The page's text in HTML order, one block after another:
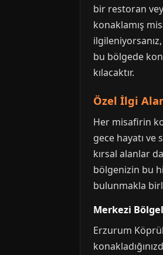
bir restoran
konaklamış
bu bölgede
kılacaktır.
Özel İlgi
Her misafirin
gece hayatı
kırsal alanlar
bölgenizin bu
bulunmakla
Merkezi
Erzurum